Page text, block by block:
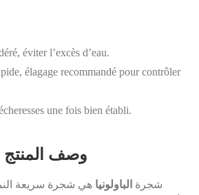
éviter l’excès d’eau.
élagage recommandé pour contrôler
une fois bien établi.
وصف المنتج :
شجرة الباولونيا هي شجرة سريعة